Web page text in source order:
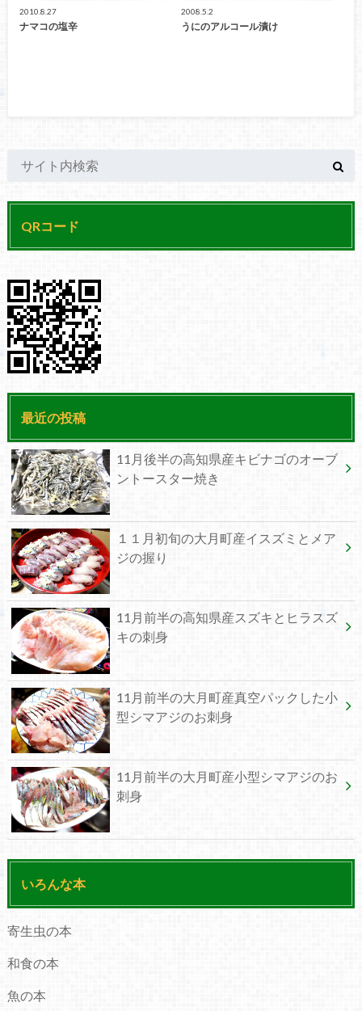
2010.8.27
ナマコの塩辛
2008.5.2
うにのアルコール漬け
QRコード
最近の投稿
11月後半の高知県産キビナゴのオーブ
ントースター焼き
１１月初旬の大月町産イスズミとメア
ジの握り
11月前半の高知県産スズキとヒラスズ
キの刺身
11月前半の大月町産真空パックした小
型シマアジのお刺身
11月前半の大月町産小型シマアジのお
刺身
いろんな本
寄生虫の本
和食の本
魚の本